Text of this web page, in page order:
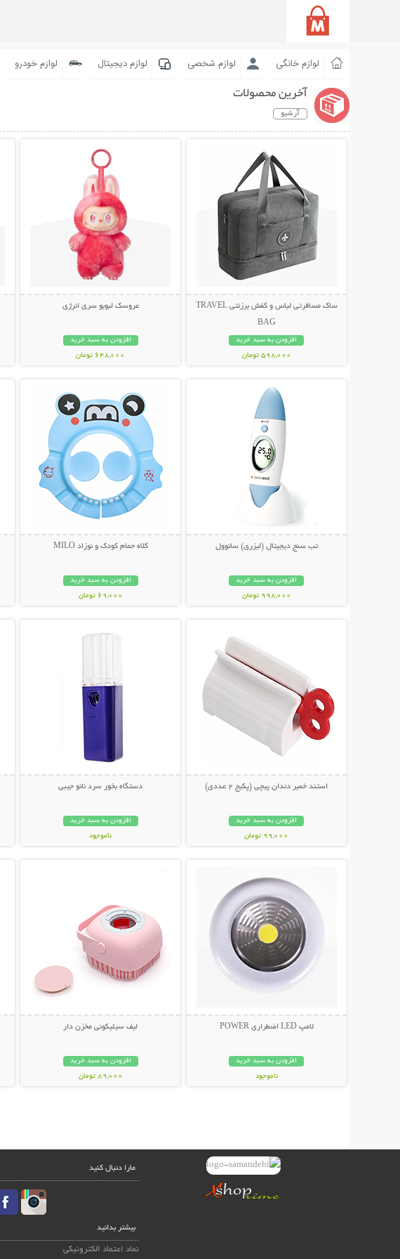
لوازم خانگی لوازم شخصی لوازم دیجیتال لوازم خودرو
آخرین محصولات
آرشیو
ساک مسافرتی لباس و کفش برزنتی TRAVEL
BAG
افزودن به سبد خرید
598,000 تومان
عروسک لبوبو سری انرژی
افزودن به سبد خرید
648,000 تومان
تب سنج دیجیتال (لیزری) سانوول
افزودن به سبد خرید
998,000 تومان
کلاه حمام کودک و نوزاد MILO
افزودن به سبد خرید
69,000 تومان
استند خمیر دندان پیچی (پکیج 2 عددی)
افزودن به سبد خرید
99,000 تومان
دستگاه بخور سرد نانو جیبی
افزودن به سبد خرید
ناموجود
لامپ LED اضطراری POWER
افزودن به سبد خرید
ناموجود
لیف سیلیکونی مخزن دار
افزودن به سبد خرید
89,000 تومان
مارا دنبال کنید
بیشتر بدانید
نماد اعتماد الکترونیکی